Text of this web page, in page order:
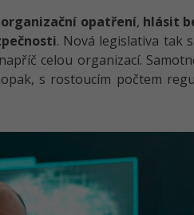
opatření, hlásit
. Nová legislativa tak
celou organizací.
s rostoucím počtem